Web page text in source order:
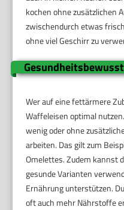
kochen ohne zusätzlichen
zwischendurch etwas
ohne viel Geschirr zu
Wer auf eine fettärmere
Waffeleisen optimal
wenig oder ohne
arbeiten. Das gilt zum
Omelettes. Zudem kannst
gesunde Varianten
Ernährung unterstützen.
oft auch mehr Nährstoffe